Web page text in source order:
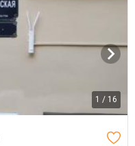
1 / 16